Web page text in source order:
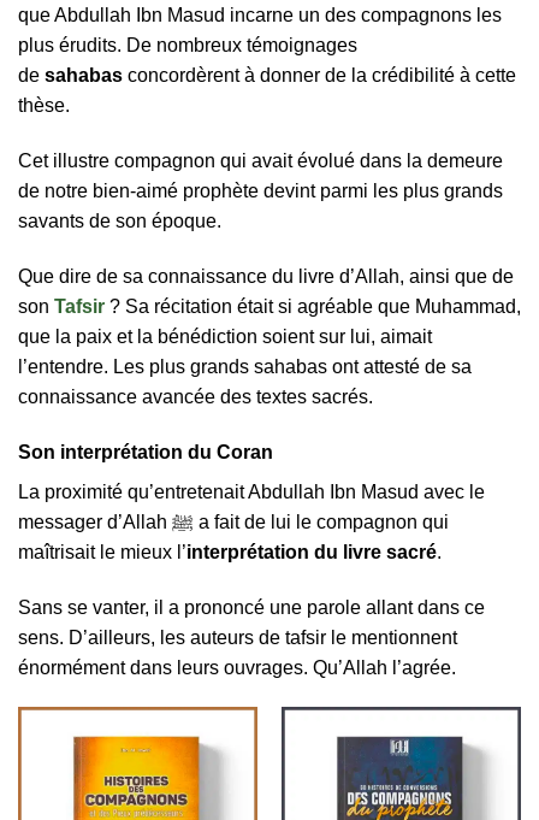
que Abdullah Ibn Masud incarne un des compagnons les
plus érudits. De nombreux témoignages
de sahabas concordèrent à donner de la crédibilité à cette
thèse.
Cet illustre compagnon qui avait évolué dans la demeure
de notre bien-aimé prophète devint parmi les plus grands
savants de son époque.
Que dire de sa connaissance du livre d’Allah, ainsi que de
son Tafsir ? Sa récitation était si agréable que Muhammad,
que la paix et la bénédiction soient sur lui, aimait
l’entendre. Les plus grands sahabas ont attesté de sa
connaissance avancée des textes sacrés.
Son interprétation du Coran
La proximité qu’entretenait Abdullah Ibn Masud avec le
messager d’Allah ﷺ a fait de lui le compagnon qui
maîtrisait le mieux l’interprétation du livre sacré.
Sans se vanter, il a prononcé une parole allant dans ce
sens. D’ailleurs, les auteurs de tafsir le mentionnent
énormément dans leurs ouvrages. Qu’Allah l’agrée.